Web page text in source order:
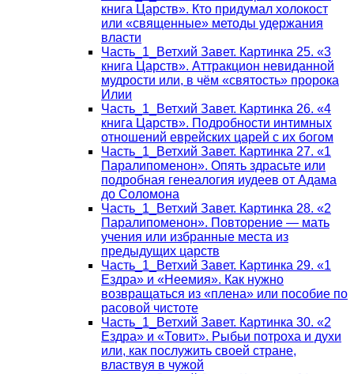
книга Царств». Кто придумал холокост
или «священные» методы удержания
власти
Часть_1_Ветхий Завет. Картинка 25. «3
книга Царств». Аттракцион невиданной
мудрости или, в чём «святость» пророка
Илии
Часть_1_Ветхий Завет. Картинка 26. «4
книга Царств». Подробности интимных
отношений еврейских царей с их богом
Часть_1_Ветхий Завет. Картинка 27. «1
Паралипоменон». Опять здрасьте или
подробная генеалогия иудеев от Адама
до Соломона
Часть_1_Ветхий Завет. Картинка 28. «2
Паралипоменон». Повторение — мать
учения или избранные места из
предыдущих царств
Часть_1_Ветхий Завет. Картинка 29. «1
Ездра» и «Неемия». Как нужно
возвращаться из «плена» или пособие по
расовой чистоте
Часть_1_Ветхий Завет. Картинка 30. «2
Ездра» и «Товит». Рыбьи потроха и духи
или, как послужить своей стране,
властвуя в чужой